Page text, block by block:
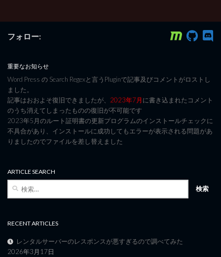
フォロー:
重要なお知らせ
Word Press の Search Regexと言うPluginで記事及びコメントがロストし
ました。
記事はおおよそ復旧できましたが、 2023年7月に書き込まれたコメント
のうち消えてしまったものの復旧が不可能です
2023年5月のルート証明書の更新プログラムのインストールチェックに
不具合があり、インストールに成功してもエラーが表示される問題があ
りましたのでファイルを差し替えました
ARTICLE SEARCH
RECENT ARTICLES
レンタルサーバーのレスポンスが悪すぎるので調べてみた
2026年3月17日